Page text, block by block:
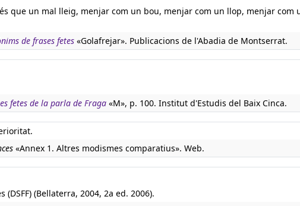
que un mal lleig, menjar com un bou, menjar com un llop, menjar com
de frases fetes «Golafrejar». Publicacions de l'Abadia de Montserrat.
fetes de la parla de Fraga «M», p. 100. Institut d'Estudis del Baix Cinca.
«Annex 1. Altres modismes comparatius». Web.
(Bellaterra, 2004, 2a ed. 2006).